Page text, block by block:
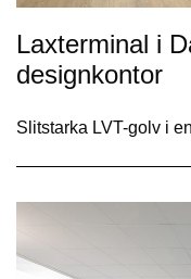
Laxterminal i
designkontor
Slitstarka LVT-golv i